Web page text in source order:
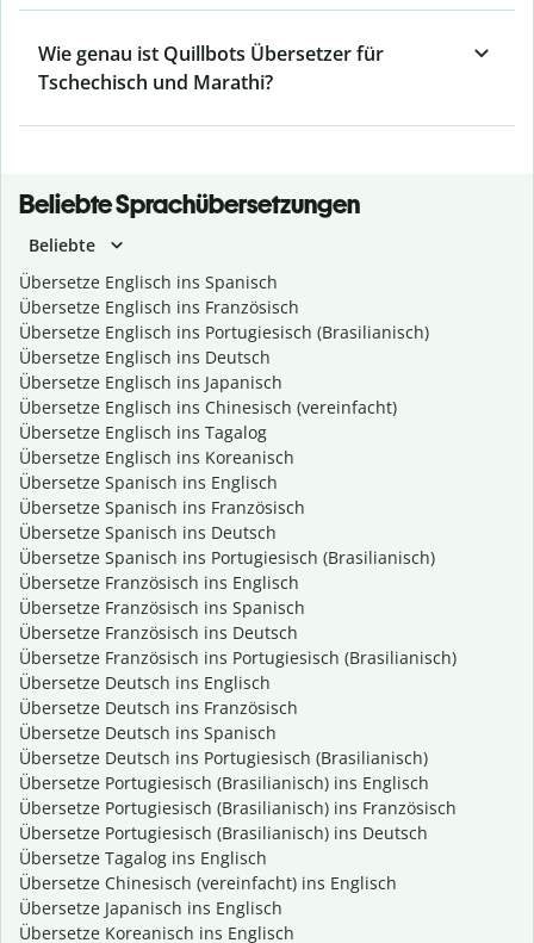
Wie genau ist Quillbots Übersetzer für
Tschechisch und Marathi?
Beliebte Sprachübersetzungen
Beliebte
Übersetze Englisch ins Spanisch
Übersetze Englisch ins Französisch
Übersetze Englisch ins Portugiesisch (Brasilianisch)
Übersetze Englisch ins Deutsch
Übersetze Englisch ins Japanisch
Übersetze Englisch ins Chinesisch (vereinfacht)
Übersetze Englisch ins Tagalog
Übersetze Englisch ins Koreanisch
Übersetze Spanisch ins Englisch
Übersetze Spanisch ins Französisch
Übersetze Spanisch ins Deutsch
Übersetze Spanisch ins Portugiesisch (Brasilianisch)
Übersetze Französisch ins Englisch
Übersetze Französisch ins Spanisch
Übersetze Französisch ins Deutsch
Übersetze Französisch ins Portugiesisch (Brasilianisch)
Übersetze Deutsch ins Englisch
Übersetze Deutsch ins Französisch
Übersetze Deutsch ins Spanisch
Übersetze Deutsch ins Portugiesisch (Brasilianisch)
Übersetze Portugiesisch (Brasilianisch) ins Englisch
Übersetze Portugiesisch (Brasilianisch) ins Französisch
Übersetze Portugiesisch (Brasilianisch) ins Deutsch
Übersetze Tagalog ins Englisch
Übersetze Chinesisch (vereinfacht) ins Englisch
Übersetze Japanisch ins Englisch
Übersetze Koreanisch ins Englisch